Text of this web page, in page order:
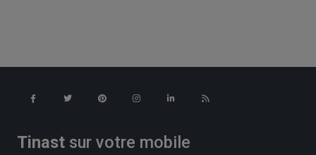
Tinast sur votre mobile